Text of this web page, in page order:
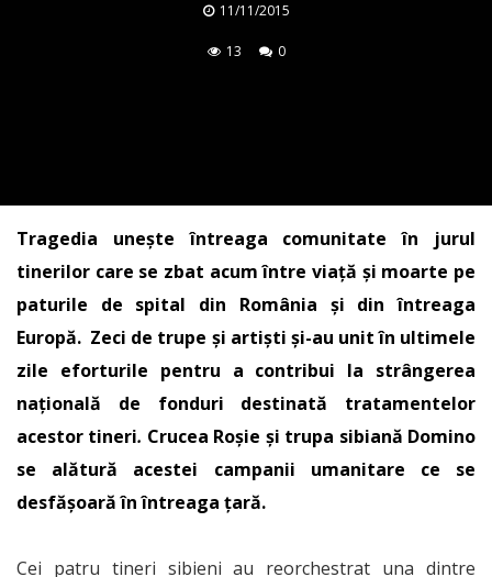
11/11/2015
13 0
Tragedia unește întreaga comunitate în jurul
tinerilor care se zbat acum între viață și moarte pe
paturile de spital din România și din întreaga
Europă. Zeci de trupe și artiști și-au unit în ultimele
zile eforturile pentru a contribui la strângerea
națională de fonduri destinată tratamentelor
acestor tineri. Crucea Roșie și trupa sibiană Domino
se alătură acestei campanii umanitare ce se
desfășoară în întreaga țară.
Cei patru tineri sibieni au reorchestrat una dintre